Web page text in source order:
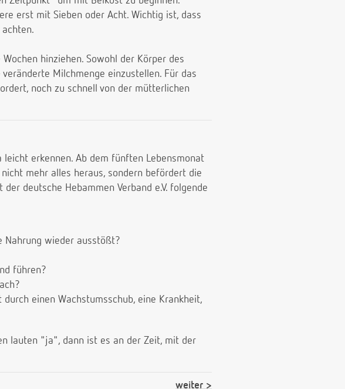
erst mit Sieben oder Acht. Wichtig ist, dass
hinziehen. Sowohl der Körper des
Milchmenge einzustellen. Für das
noch zu schnell von der mütterlichen
erkennen. Ab dem fünften Lebensmonat
mehr alles heraus, sondern befördert die
deutsche Hebammen Verband e.V. folgende
Nahrung wieder ausstößt?
führen?
einen Wachstumsschub, eine Krankheit,
lauten "ja", dann ist es an der Zeit, mit der
weiter